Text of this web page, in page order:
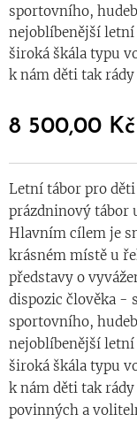
sportovního,
nejoblíbenější letní
široká škála typu
k nám děti tak
8 500,00 Kč
Letní tábor pro
prázdninový tábor
Hlavním cílem je
krásném místě u
představy o
dispozic člověka -
sportovního,
nejoblíbenější letní
široká škála typu
k nám děti tak
povinných a